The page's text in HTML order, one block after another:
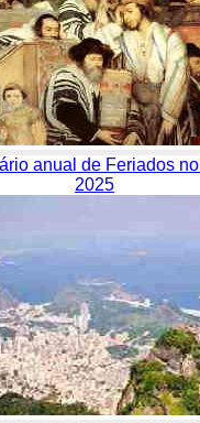
anual de Feriados no
2025